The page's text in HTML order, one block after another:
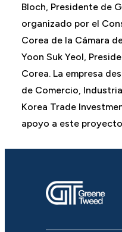
Bloch, Presidente de
organizado por el
Corea de la Cámara
Yoon Suk Yeol,
Corea. La empresa
de Comercio,
Korea Trade
apoyo a este